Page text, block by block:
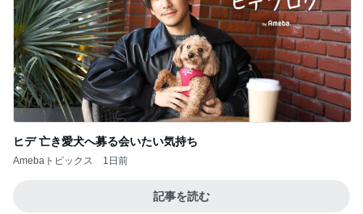
ヒデ 亡き愛犬へ募る会いたい気持ち
Amebaトピックス 1日前
記事を読む